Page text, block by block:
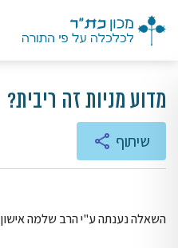
מדוע מניות זה ריבית?
שיתוף
השאלה נענתה ע"י הרב שלמה אישון